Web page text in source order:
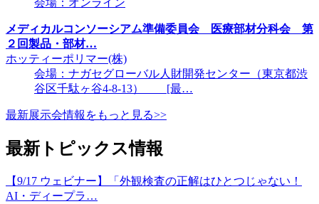
会場：オンライン
メディカルコンソーシアム準備委員会 医療部材分科会 第
２回製品・部材…
ホッティーポリマー(株)
会場：ナガセグローバル人財開発センター（東京都渋
谷区千駄ヶ谷4-8-13） [最…
最新展示会情報をもっと見る>>
最新トピックス情報
【9/17 ウェビナー】「外観検査の正解はひとつじゃない！
AI・ディープラ…